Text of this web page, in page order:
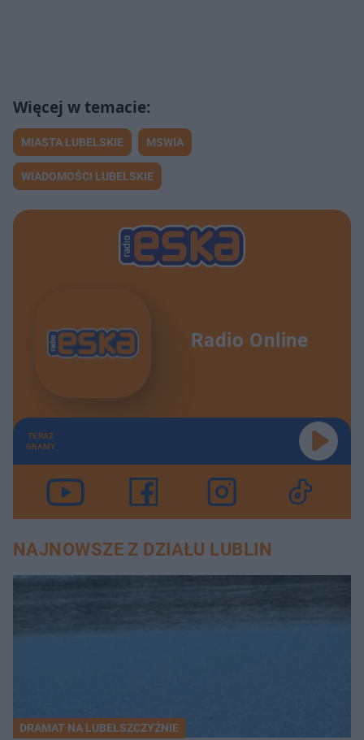
MIASTA LUBELSKIE MSWIA
WIADOMOŚCI LUBELSKIE
Radio Online
TERAZ
GRAMY
NAJNOWSZE Z DZIAŁU LUBLIN
DRAMAT NA LUBELSZCZYŹNIE